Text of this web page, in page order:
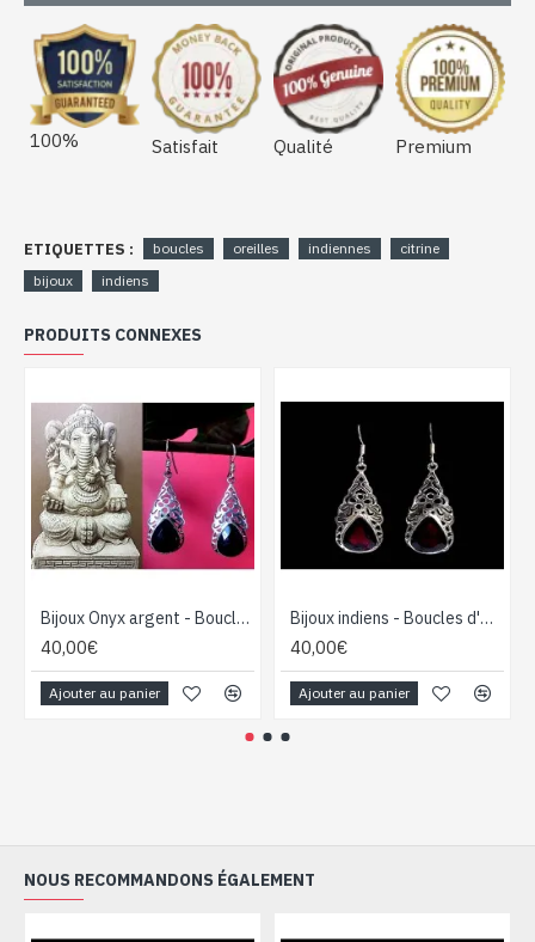
100% Satisfait Qualité Premium
ETIQUETTES : boucles oreilles indiennes
citrine
bijoux
indiens
PRODUITS CONNEXES
Bijoux Onyx argent - Boucles d'Oreilles indiennes Onyx
40,00€
Ajouter au panier
Bijoux indiens - Boucles d'Oreilles indiennes - Grenat
40,00€
Ajouter au panier
NOUS RECOMMANDONS ÉGALEMENT